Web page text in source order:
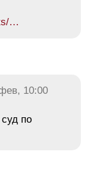
…
10:00
по